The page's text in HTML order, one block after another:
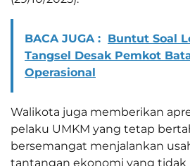
BACA JUGA : Buntut Soal
Tangsel Desak Pemkot
Operasional
Walikota juga memberikan
pelaku UMKM yang tetap
bersemangat menjalankan
tantangan ekonomi yang tidak